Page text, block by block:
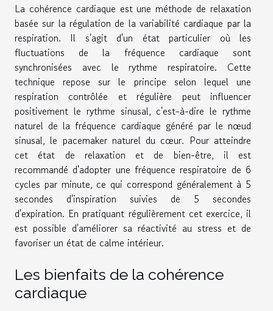
La cohérence cardiaque est une méthode de relaxation
basée sur la régulation de la variabilité cardiaque par la
respiration. Il s'agit d'un état particulier où les
fluctuations de la fréquence cardiaque sont
synchronisées avec le rythme respiratoire. Cette
technique repose sur le principe selon lequel une
respiration contrôlée et régulière peut influencer
positivement le rythme sinusal, c'est-à-dire le rythme
naturel de la fréquence cardiaque généré par le nœud
sinusal, le pacemaker naturel du cœur. Pour atteindre
cet état de relaxation et de bien-être, il est
recommandé d'adopter une fréquence respiratoire de 6
cycles par minute, ce qui correspond généralement à 5
secondes d'inspiration suivies de 5 secondes
d'expiration. En pratiquant régulièrement cet exercice, il
est possible d'améliorer sa réactivité au stress et de
favoriser un état de calme intérieur.
Les bienfaits de la cohérence
cardiaque